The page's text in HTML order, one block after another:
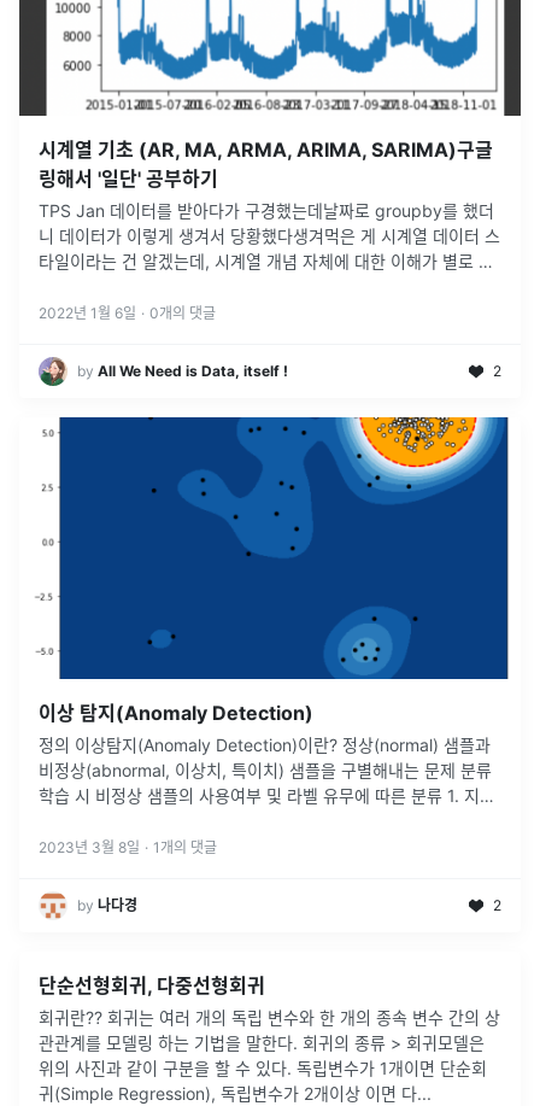
시계열 기초 (AR, MA, ARMA, ARIMA, SARIMA)구글
링해서 '일단' 공부하기
TPS Jan 데이터를 받아다가 구경했는데날짜로 groupby를 했더
니 데이터가 이렇게 생겨서 당황했다생겨먹은 게 시계열 데이터 스
타일이라는 건 알겠는데, 시계열 개념 자체에 대한 이해가 별로 없
모델에 데이...
2022년 1월 6일 · 0개의 댓글
by All We Need is Data, itself ! 2
이상 탐지(Anomaly Detection)
정의 이상탐지(Anomaly Detection)이란? 정상(normal) 샘플과
비정상(abnormal, 이상치, 특이치) 샘플을 구별해내는 문제 분류
학습 시 비정상 샘플의 사용여부 및 라벨 유무에 따른 분류 1. 지도
2023년 3월 8일 · 1 개의 댓글
by 나다경 2
단순선형회귀, 다중선형회귀
회귀란?? 회귀는 여러 개의 독립 변수와 한 개의 종속 변수 간의 상
관관계를 모델링 하는 기법을 말한다. 회귀의 종류 > 회귀모델은
위의 사진과 같이 구분을 할 수 있다. 독립변수가 1개이면 단순회
귀(Simple Regression), 독립변수가 2개이상 이면 다...